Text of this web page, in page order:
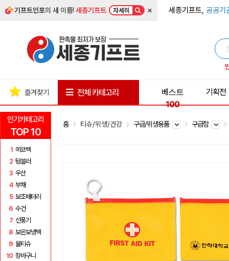
기프트인포의 새 이름!세종기프트 자세히 × 세종기프트, 공공기
인기카테고리
TOP 10
1 에코백
2 텀블러
3 우산
4 부채
5 보조배터리
6 수건
7 선풍기
8 보온보냉백
9 물티슈
10 장바구니
즐겨찾기 전체 카테고리
베스트
100
기획전
홈 티슈/위생/건강 구급/위생용품 구급함